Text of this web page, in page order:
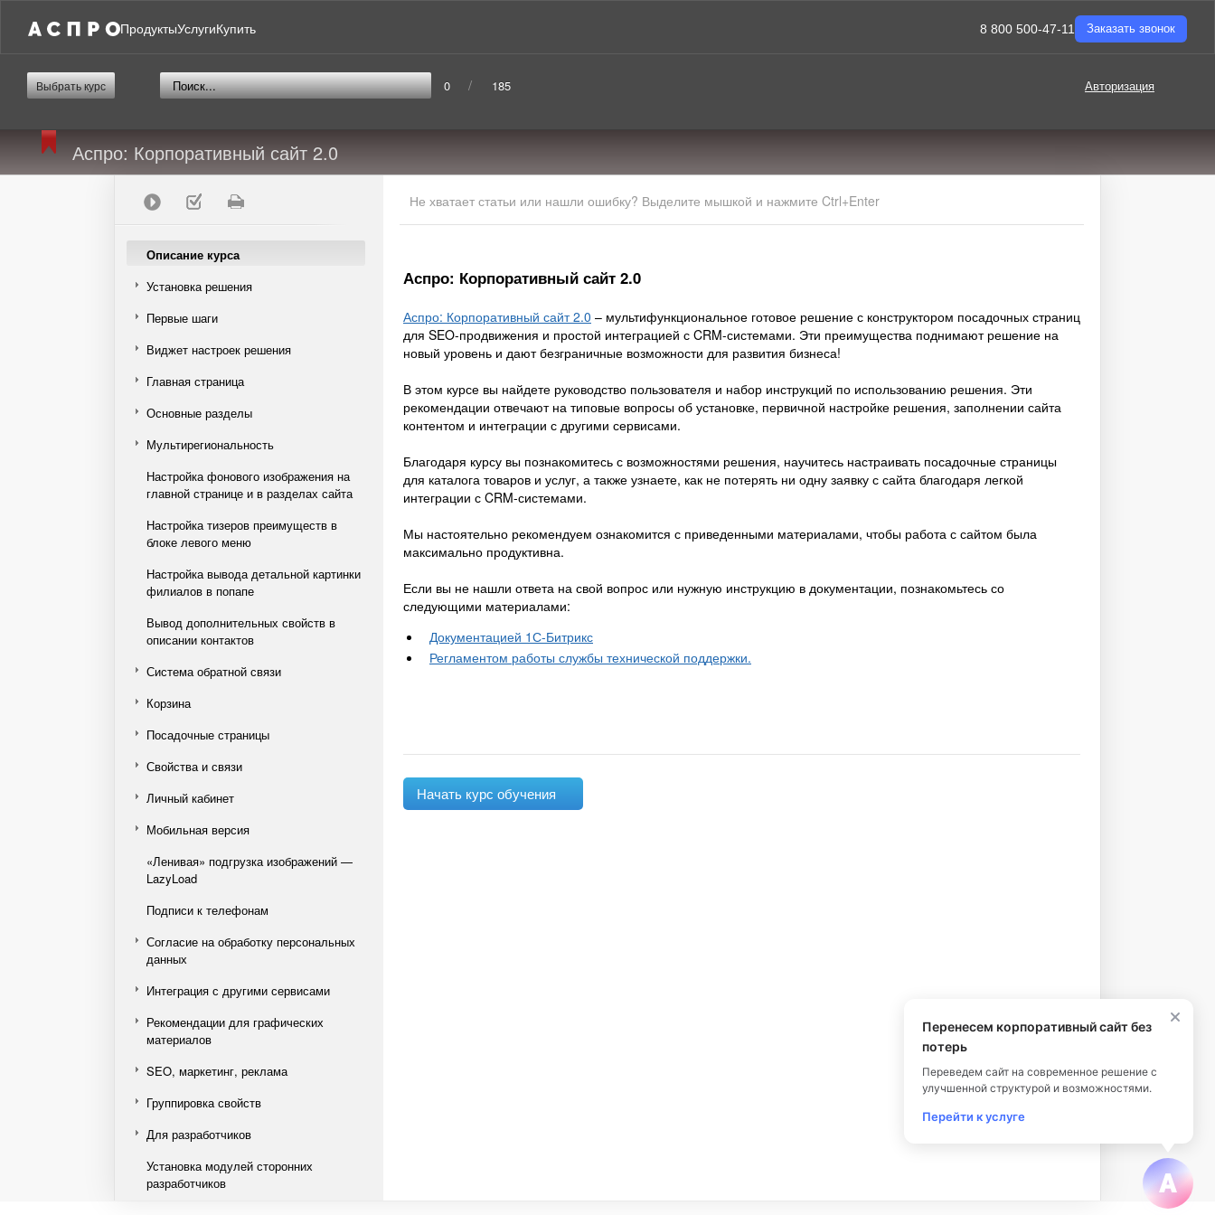
ПродуктыУслугиКупить 8 800 500-47-11 Заказать звонок
Авторизация
Выбрать курс 0 / 185
Аспро: Корпоративный сайт 2.0
Перенесем корпоративный сайт без
потерь
Переведем сайт на современное решение с
улучшенной структурой и возможностями.
Перейти к услуге
Описание курса
Установка решения
Первые шаги
Виджет настроек решения
Главная страница
Основные разделы
Мультирегиональность
Настройка фонового изображения на
главной странице и в разделах сайта
Настройка тизеров преимуществ в
блоке левого меню
Настройка вывода детальной картинки
филиалов в попапе
Вывод дополнительных свойств в
описании контактов
Система обратной связи
Корзина
Посадочные страницы
Свойства и связи
Личный кабинет
Мобильная версия
«Ленивая» подгрузка изображений —
LazyLoad
Подписи к телефонам
Согласие на обработку персональных
данных
Интеграция с другими сервисами
Рекомендации для графических
материалов
SEO, маркетинг, реклама
Группировка свойств
Для разработчиков
Установка модулей сторонних
разработчиков
Не хватает статьи или нашли ошибку? Выделите мышкой и нажмите Ctrl+Enter
Аспро: Корпоративный сайт 2.0
Аспро: Корпоративный сайт 2.0 – мультифункциональное готовое решение с конструктором посадочных страниц
для SEO-продвижения и простой интеграцией с CRM-системами. Эти преимущества поднимают решение на
новый уровень и дают безграничные возможности для развития бизнеса!
В этом курсе вы найдете руководство пользователя и набор инструкций по использованию решения. Эти
рекомендации отвечают на типовые вопросы об установке, первичной настройке решения, заполнении сайта
контентом и интеграции с другими сервисами.
Благодаря курсу вы познакомитесь с возможностями решения, научитесь настраивать посадочные страницы
для каталога товаров и услуг, а также узнаете, как не потерять ни одну заявку с сайта благодаря легкой
интеграции с CRM-системами.
Мы настоятельно рекомендуем ознакомится с приведенными материалами, чтобы работа с сайтом была
максимально продуктивна.
Если вы не нашли ответа на свой вопрос или нужную инструкцию в документации, познакомьтесь со
следующими материалами:
Документацией 1С-Битрикс
Регламентом работы службы технической поддержки.
Начать курс обучения